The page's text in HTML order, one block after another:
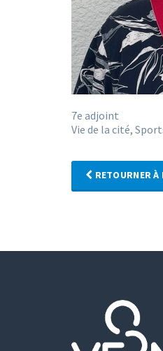
7e adjoint
Vie de la cité,
RETOURNER À